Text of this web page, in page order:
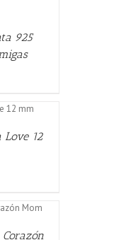
925
Love 12
Corazón